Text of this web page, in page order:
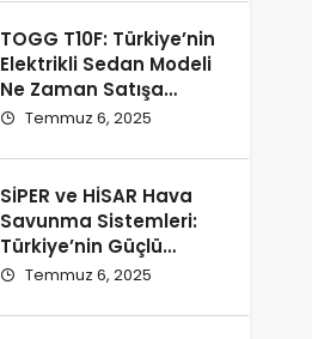
TOGG T10F: Türkiye’nin
Elektrikli Sedan Modeli
Ne Zaman Satışa
Çıkacak ve Fiyatı Ne
Temmuz 6, 2025
SİPER ve HİSAR Hava
Savunma Sistemleri:
Türkiye’nin Güçlü
Savunma Yatırımları
Temmuz 6, 2025